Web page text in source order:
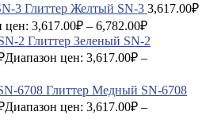
Глиттер Желтый SN-3 3,617.00₽
цен: 3,617.00₽ – 6,782.00₽
Глиттер Зеленый SN-2
Диапазон цен: 3,617.00₽ –
Глиттер Медный SN-6708
Диапазон цен: 3,617.00₽ –